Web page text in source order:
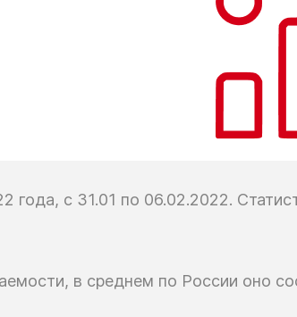
года, с 31.01 по 06.02.2022.
в среднем по России оно